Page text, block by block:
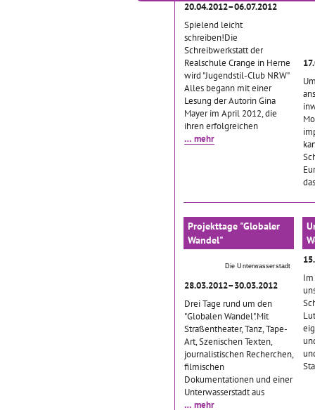
20.04.2012–06.07.2012
Spielend leicht
schreiben!Die
Schreibwerkstatt der
Realschule Crange in Herne
wird "Jugendstil-Club NRW"
Alles begann mit einer
Lesung der Autorin Gina
Mayer im April 2012, die
ihren erfolgreichen
… mehr
Projekttage "Globaler
Wandel"
Die Unterwasserstadt
28.03.2012–30.03.2012
Drei Tage rund um den
"Globalen Wandel".Mit
Straßentheater, Tanz, Tape-
Art, Szenischen Texten,
journalistischen Recherchen,
filmischen
Dokumentationen und einer
Unterwasserstadt aus
… mehr
Im